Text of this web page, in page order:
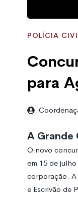
POLÍCIA
para
A Grande
O novo
em 15 de
corporação. A
e Escrivão de